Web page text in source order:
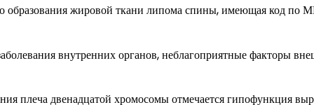
образования жировой ткани липома спины, имеющая код по
внутренних органов, неблагоприятные факторы
плеча двенадцатой хромосомы отмечается гипофункция